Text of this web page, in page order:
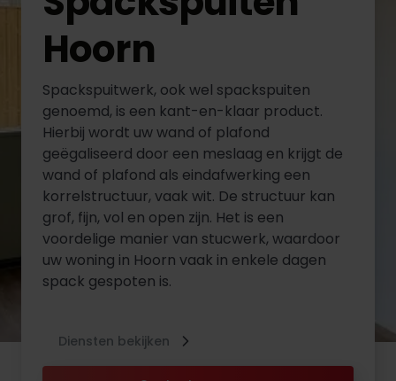
Hoorn
Spackspuitwerk, ook wel spackspuiten
genoemd, is een kant-en-klaar product.
Hierbij wordt uw wand of plafond
geëgaliseerd door een meslaag en krijgt de
wand of plafond als eindafwerking een
korrelstructuur, vaak wit. De structuur kan
grof, fijn, vol en open zijn. Het is een
voordelige manier van stucwerk, waardoor
uw woning in Hoorn vaak in enkele dagen
spack gespoten is.
Diensten bekijken